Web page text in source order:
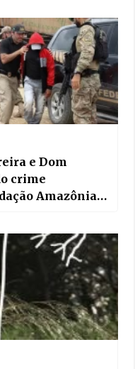
e Dom
crime
Amazônia